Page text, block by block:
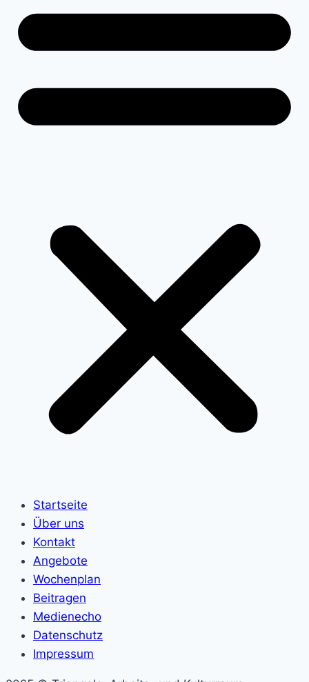
Startseite
Über uns
Kontakt
Angebote
Wochenplan
Beitragen
Medienecho
Datenschutz
Impressum